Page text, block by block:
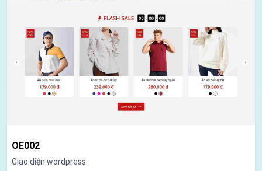
OE002
Giao diện wordpress